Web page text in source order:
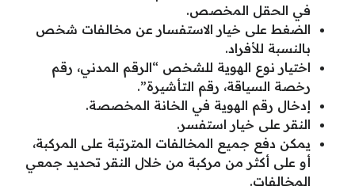
في الحقل المخصص.
الضغط على خيار الاستفسار عن مخالفات شخص
بالنسبة للأفراد.
اختيار نوع الهوية للشخص “الرقم المدني، رقم
رخصة السياقة، رقم التأشيرة”.
إدخال رقم الهوية في الخانة المخصصة.
النقر على خيار استفسر.
يمكن دفع جميع المخالفات المترتبة على المركبة،
أو على أكثر من مركبة من خلال النقر تحديد جمعي
المخالفات.